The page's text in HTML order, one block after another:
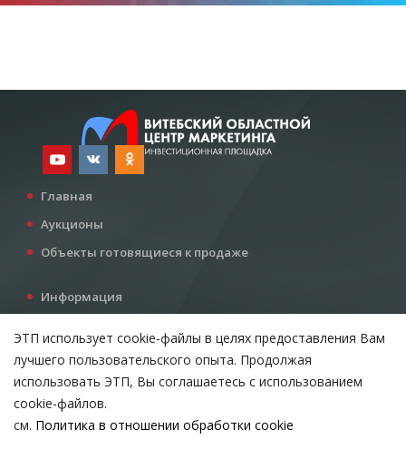
Главная
Аукционы
Объекты готовящиеся к продаже
Информация
Все для инвестора
Контакты
Возникли вопросы?
ЭТП использует cookie-файлы в целях предоставления Вам
лучшего пользовательского опыта. Продолжая
использовать ЭТП, Вы соглашаетесь с использованием
cookie-файлов.
см. Политика в отношении обработки cookie